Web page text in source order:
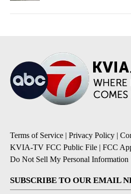
Terms of Service | Privacy Policy |
KVIA-TV FCC Public File | FCC
Do Not Sell My Personal Information
SUBSCRIBE TO OUR EMAIL